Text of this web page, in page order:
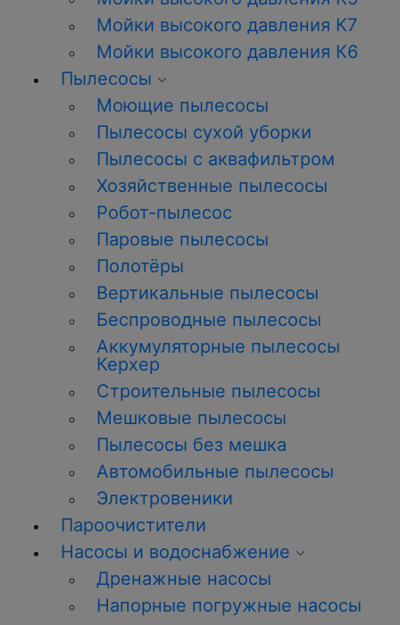
Мойки высокого давления К7
Мойки высокого давления К6
Пылесосы
Моющие пылесосы
Пылесосы сухой уборки
Пылесосы с аквафильтром
Хозяйственные пылесосы
Робот-пылесос
Паровые пылесосы
Полотёры
Вертикальные пылесосы
Беспроводные пылесосы
Аккумуляторные пылесосы
Керхер
Строительные пылесосы
Мешковые пылесосы
Пылесосы без мешка
Автомобильные пылесосы
Электровеники
Пароочистители
Насосы и водоснабжение
Дренажные насосы
Напорные погружные насосы